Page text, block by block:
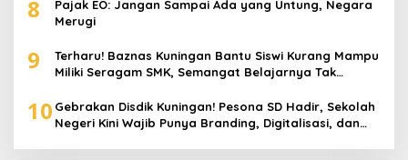
8
Pajak EO: Jangan Sampai Ada yang Untung, Negara
Merugi
9
Terharu! Baznas Kuningan Bantu Siswi Kurang Mampu
Miliki Seragam SMK, Semangat Belajarnya Tak
10 Gebrakan Disdik Kuningan! Pesona SD Hadir, Sekolah
Negeri Kini Wajib Punya Branding, Digitalisasi, dan